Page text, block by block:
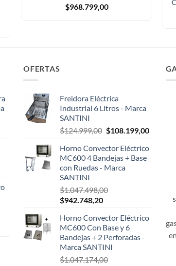
$968.799,00
OFERTAS
Freidora Eléctrica
Industrial 6 Litros - Marca
SANTINI
$124.999,00 El
original
era:
$124.999,00.
$108.199,00El
actual
Horno Convector Eléctrico
MC600 4 Bandejas + Base
con Ruedas - Marca
SANTINI
$1.047.498,00
El
original
era:
$1.047.498,00.
$942.748,20El
actual
es:
$942.748,20.
Horno Convector Eléctrico
MC600 Con Base y 6
Bandejas + 2 Perforadas -
Marca SANTINI
$1.047.174,00